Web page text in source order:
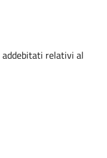
relativi al